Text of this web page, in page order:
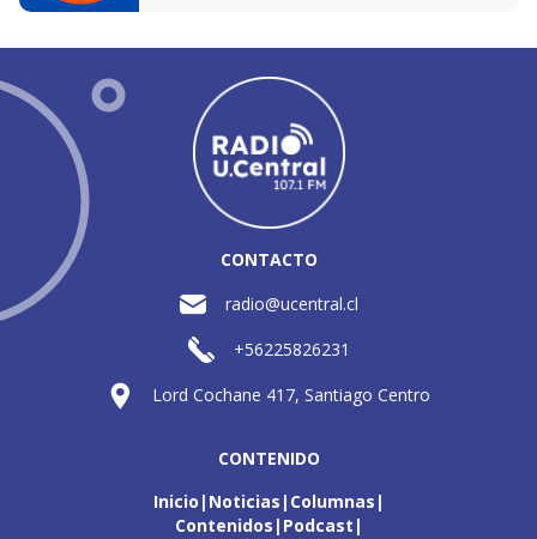
CONTACTO
radio@ucentral.cl
+56225826231
Lord Cochane 417, Santiago Centro
CONTENIDO
Inicio Noticias Columnas
Contenidos Podcast